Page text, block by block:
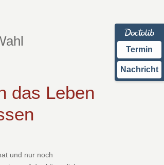
das Leben
und nur noch
Termin
Nachricht